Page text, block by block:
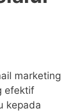
marketing
efektif
kepada